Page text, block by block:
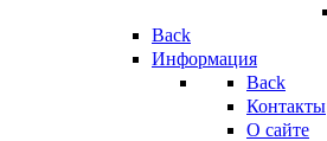
Back
Информация
Back
Контакты
О сайте